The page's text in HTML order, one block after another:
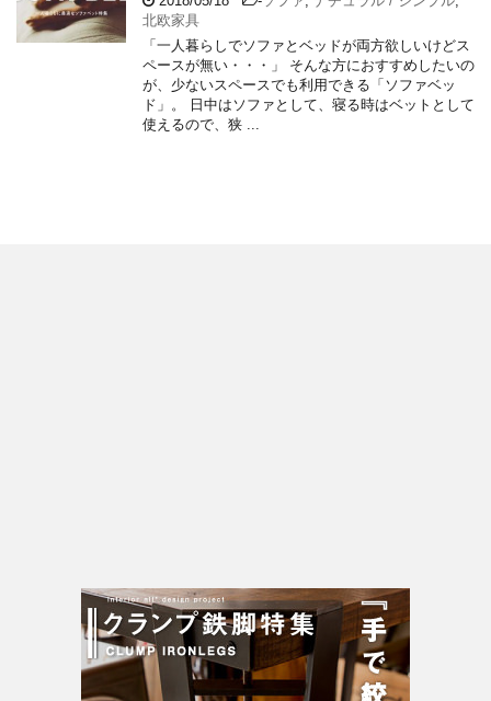
北欧家具
「一人暮らしでソファとベッドが両方欲しいけどス
ペースが無い・・・」 そんな方におすすめしたいの
が、少ないスペースでも利用できる「ソファベッ
ド」。 日中はソファとして、寝る時はベットとして
使えるので、狭 ...